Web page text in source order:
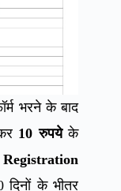
भरने के बाद
10 रुपयेके
दिनों के भीतर